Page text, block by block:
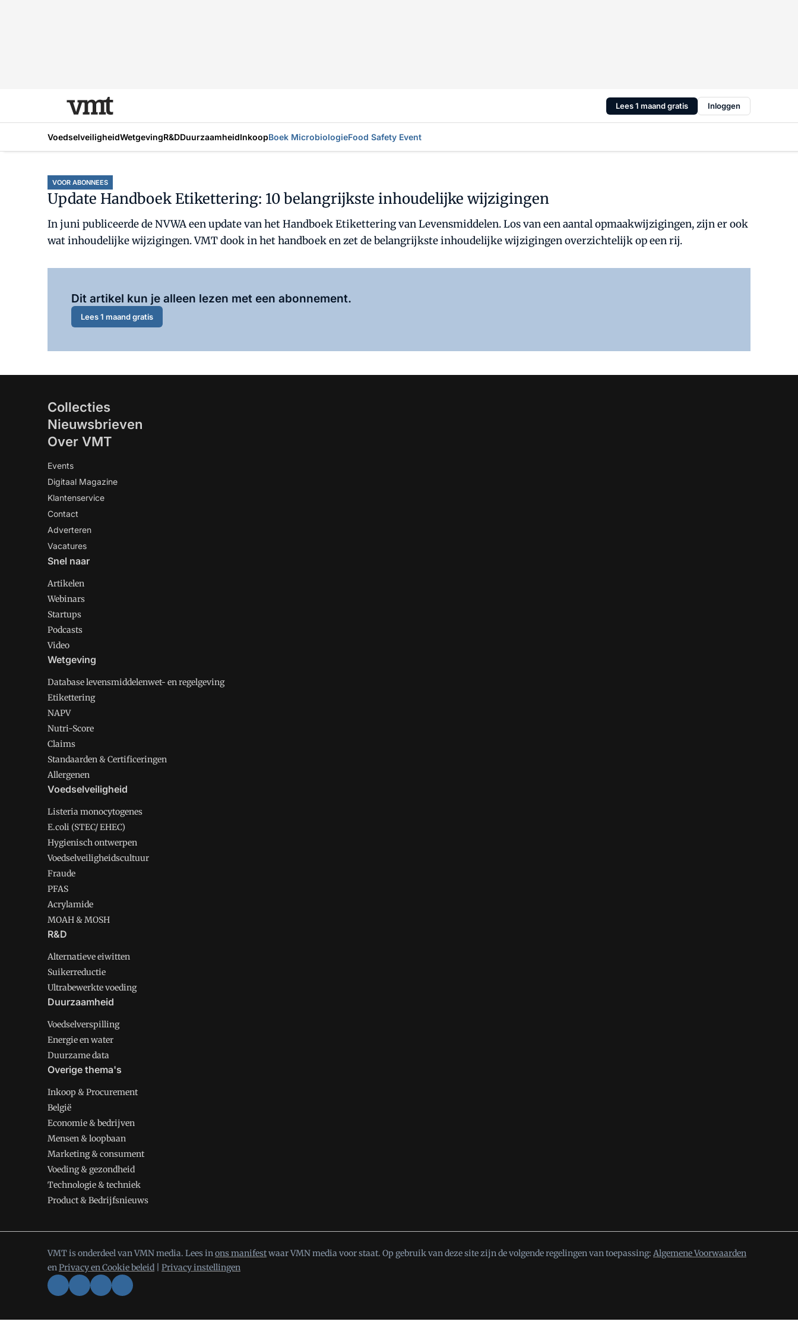
Lees 1 maand gratis Inloggen
VoedselveiligheidWetgevingR&DDuurzaamheidInkoopBoek MicrobiologieFood Safety Event
VOOR ABONNEES
Update Handboek Etikettering: 10 belangrijkste inhoudelijke wijzigingen
In juni publiceerde de NVWA een update van het Handboek Etikettering van Levensmiddelen. Los van een aantal opmaakwijzigingen, zijn er ook
wat inhoudelijke wijzigingen. VMT dook in het handboek en zet de belangrijkste inhoudelijke wijzigingen overzichtelijk op een rij.
Dit artikel kun je alleen lezen met een abonnement.
Lees 1 maand gratis
Collecties
Nieuwsbrieven
Over VMT
Events
Digitaal Magazine
Klantenservice
Contact
Adverteren
Vacatures
Snel naar
Artikelen
Webinars
Startups
Podcasts
Video
Wetgeving
Database levensmiddelenwet- en regelgeving
Etikettering
NAPV
Nutri-Score
Claims
Standaarden & Certificeringen
Allergenen
Voedselveiligheid
Listeria monocytogenes
E.coli (STEC/ EHEC)
Hygienisch ontwerpen
Voedselveiligheidscultuur
Fraude
PFAS
Acrylamide
MOAH & MOSH
R&D
Alternatieve eiwitten
Suikerreductie
Ultrabewerkte voeding
Duurzaamheid
Voedselverspilling
Energie en water
Duurzame data
Overige thema's
Inkoop & Procurement
België
Economie & bedrijven
Mensen & loopbaan
Marketing & consument
Voeding & gezondheid
Technologie & techniek
Product & Bedrijfsnieuws
VMT is onderdeel van VMN media. Lees inons manifestwaar VMN media voor staat. Op gebruik van deze site zijn de volgende regelingen van toepassing: Algemene Voorwaarden
enPrivacy en Cookie beleid Privacy instellingen